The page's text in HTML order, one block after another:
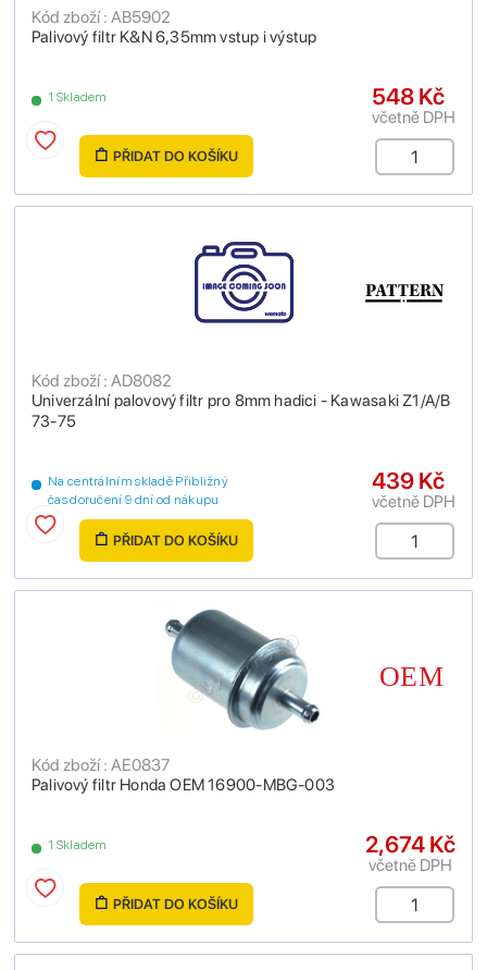
Palivový filtr K&N 6,35mm vstup i výstup
Kód zboží : AB5902
1 Skladem 548 Kč
včetně DPH
PŘIDAT DO KOŠÍKU
Univerzální palovový filtr pro 8mm hadici - Kawasaki Z1/A/B
73-75
Kód zboží : AD8082
Na centrálním skladě Přibližný
čas doručení 9 dní od nákupu
439 Kč
včetně DPH
PŘIDAT DO KOŠÍKU
Palivový filtr Honda OEM 16900-MBG-003
Kód zboží : AE0837
1 Skladem 2,674 Kč
včetně DPH
PŘIDAT DO KOŠÍKU